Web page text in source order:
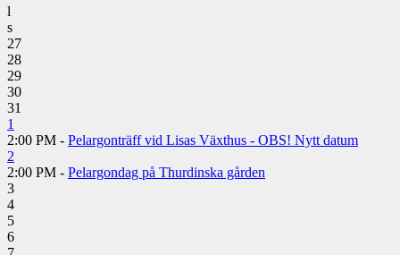
l
s
27
28
29
30
31
1
2:00 PM - Pelargonträff vid Lisas Växthus - OBS! Nytt datum
2
2:00 PM - Pelargondag på Thurdinska gården
3
4
5
6